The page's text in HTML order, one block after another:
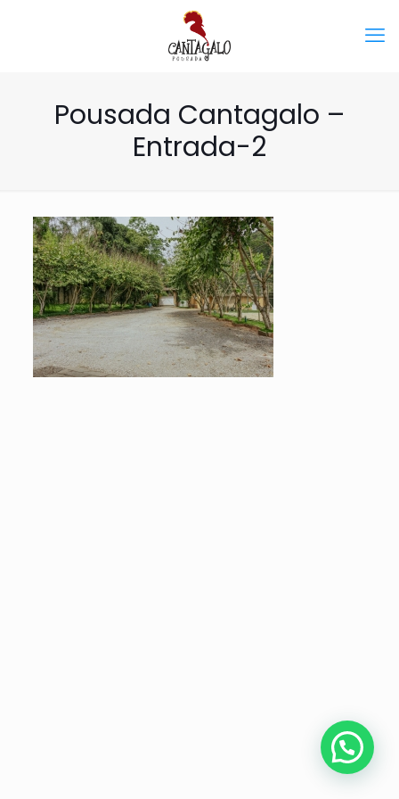
Pousada Cantagalo –
Entrada-2